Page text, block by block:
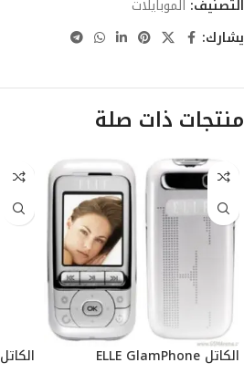
التصنيف: الموبايلات
يشارك:
منتجات ذات صلة
الكاتل ELLE GlamPhone
الكاتل HC 800